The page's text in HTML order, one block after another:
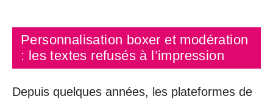
Personnalisation boxer et modération
: les textes refusés à l’impression
Depuis quelques années, les plateformes de